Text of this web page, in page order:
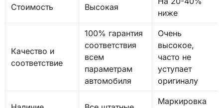
Стоимость Высокая
ниже
Качество и
соответствие
100% гарантия
соответствия
всем
параметрам
автомобиля
Очень
высокое,
часто не
уступает
оригиналу
Маркировка